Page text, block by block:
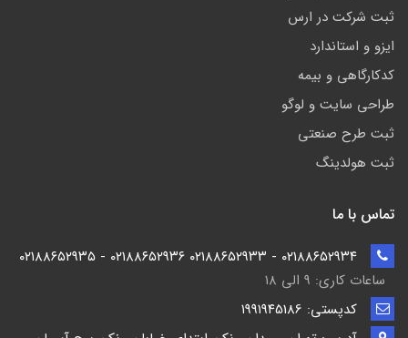
ثبت شرکت در ارس
ایزو و استاندارد
کدکارگاهی و بیمه
طراحی سایت و لوگو
ثبت طرح صنعتی
ثبت هولدینگ
تماس با ما
ساعات کاری: ۹ الی ۱۸
کدپستی: ۱۹۹۱۹۴5186